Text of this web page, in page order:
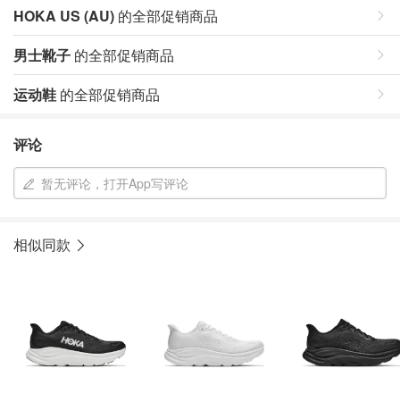
HOKA US (AU) 的全部促销商品
男士靴子 的全部促销商品
运动鞋 的全部促销商品
评论
暂无评论，打开App写评论
相似同款